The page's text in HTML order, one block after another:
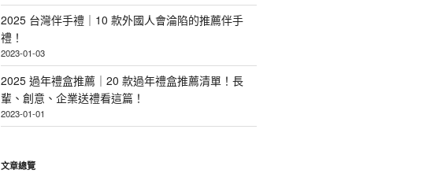
2025 台灣伴手禮｜10 款外國人會淪陷的推薦伴手
禮！
2023-01-03
2025 過年禮盒推薦｜20 款過年禮盒推薦清單！長
輩、創意、企業送禮看這篇！
2023-01-01
文章總覽